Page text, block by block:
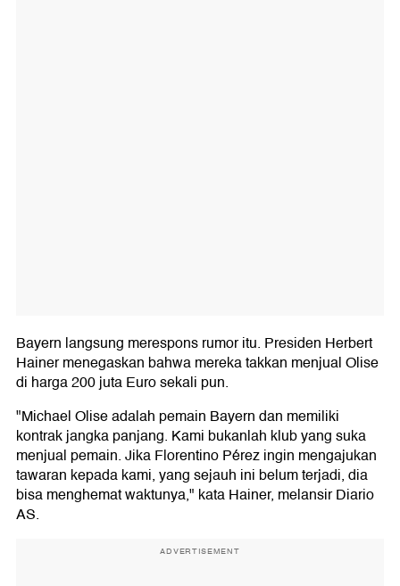
Bayern langsung merespons rumor itu. Presiden Herbert
Hainer menegaskan bahwa mereka takkan menjual Olise
di harga 200 juta Euro sekali pun.
"Michael Olise adalah pemain Bayern dan memiliki
kontrak jangka panjang. Kami bukanlah klub yang suka
menjual pemain. Jika Florentino Pérez ingin mengajukan
tawaran kepada kami, yang sejauh ini belum terjadi, dia
bisa menghemat waktunya," kata Hainer, melansir Diario
AS.
ADVERTISEMENT